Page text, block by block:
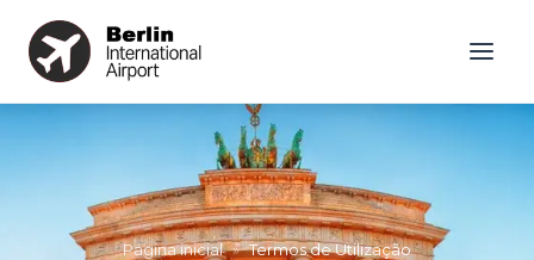
Página inicial » Termos de Utilização